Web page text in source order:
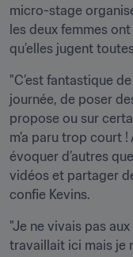
micro-stage
les deux femmes
qu’elles jugent
"C’est fantastique
journée, de poser
propose ou sur
m’a paru trop court !
évoquer d’autres
vidéos et partager
confie Kevins.
"Je ne vivais pas
travaillait ici mais je